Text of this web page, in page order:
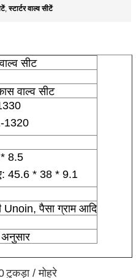
,स्टार्टर वाल्व सीटें
सीट
वाल्व सीट
1320
8.5
45.6 * 38 * 9.1
Unoin, पैसा ग्राम आदि
टुकड़ा / मोहरे